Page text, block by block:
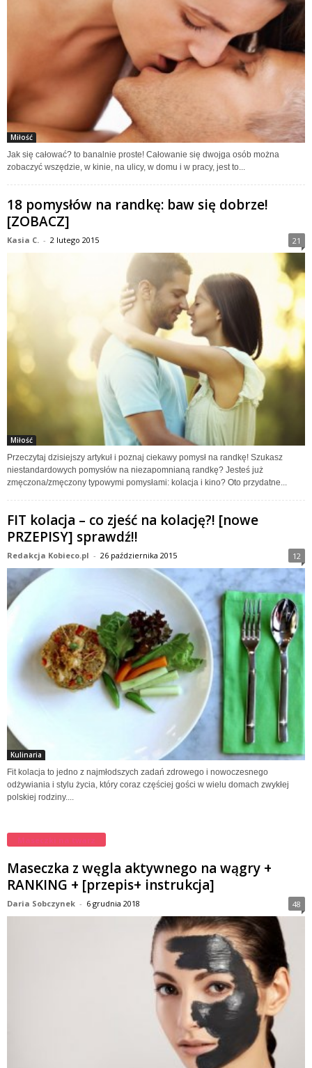
Miłość
Jak się całować? to banalnie proste! Całowanie się dwojga osób można
zobaczyć wszędzie, w kinie, na ulicy, w domu i w pracy, jest to...
18 pomysłów na randkę: baw się dobrze!
[ZOBACZ]
Kasia C. - 2 lutego 2015 21
Miłość
Przeczytaj dzisiejszy artykuł i poznaj ciekawy pomysł na randkę! Szukasz
niestandardowych pomysłów na niezapomnianą randkę? Jesteś już
zmęczona/zmęczony typowymi pomysłami: kolacja i kino? Oto przydatne...
FIT kolacja – co zjeść na kolację?! [nowe
PRZEPISY] sprawdź!!
Redakcja Kobieco.pl - 26 października 2015 12
Kulinaria
Fit kolacja to jedno z najmłodszych zadań zdrowego i nowoczesnego
odżywiania i stylu życia, który coraz częściej gości w wielu domach zwykłej
polskiej rodziny....
Maseczki na twarz
Maseczka z węgla aktywnego na wągry +
RANKING + [przepis+ instrukcja]
Daria Sobczynek - 6 grudnia 2018 48